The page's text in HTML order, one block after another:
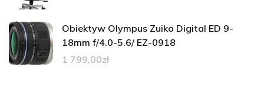
Obiektyw Olympus Zuiko Digital ED 9-
18mm f/4.0-5.6/ EZ-0918
1 799,00zł